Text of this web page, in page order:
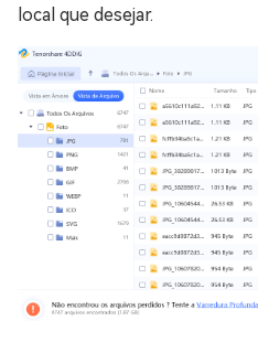
local que desejar.